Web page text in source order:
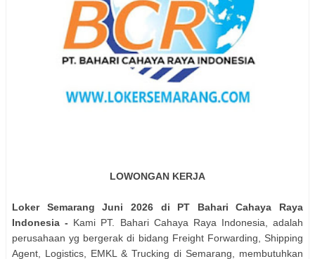
LOWONGAN KERJA
Loker Semarang Juni 2026 di PT Bahari Cahaya Raya
Indonesia - Kami PT. Bahari Cahaya Raya Indonesia, adalah
perusahaan yg bergerak di bidang Freight Forwarding, Shipping
Agent, Logistics, EMKL & Trucking di Semarang, membutuhkan